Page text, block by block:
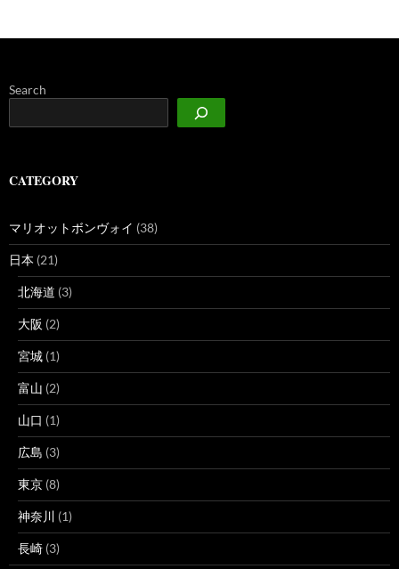
Search
CATEGORY
マリオットボンヴォイ (38)
日本 (21)
北海道 (3)
大阪 (2)
宮城 (1)
富山 (2)
山口 (1)
広島 (3)
東京 (8)
神奈川 (1)
長崎 (3)